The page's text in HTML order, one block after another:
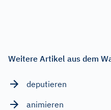
Weitere Artikel aus dem
deputieren
animieren